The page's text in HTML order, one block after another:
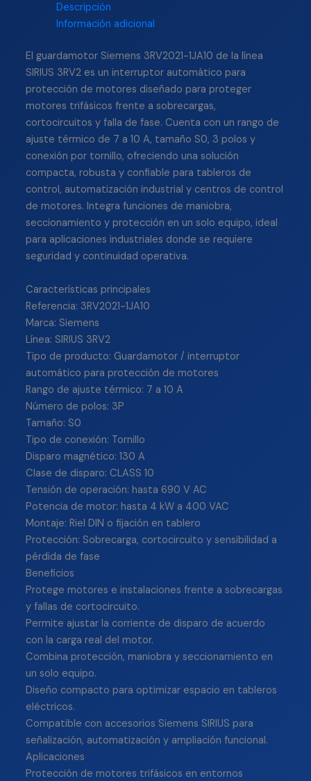
Descripción
Información adicional
El guardamotor Siemens 3RV2021-1JA10 de la línea
SIRIUS 3RV2 es un interruptor automático para
protección de motores diseñado para proteger
motores trifásicos frente a sobrecargas,
cortocircuitos y falla de fase. Cuenta con un rango de
ajuste térmico de 7 a 10 A, tamaño S0, 3 polos y
conexión por tornillo, ofreciendo una solución
compacta, robusta y confiable para tableros de
control, automatización industrial y centros de control
de motores. Integra funciones de maniobra,
seccionamiento y protección en un solo equipo, ideal
para aplicaciones industriales donde se requiere
seguridad y continuidad operativa.
Características principales
Referencia: 3RV2021-1JA10
Marca: Siemens
Línea: SIRIUS 3RV2
Tipo de producto: Guardamotor / interruptor
automático para protección de motores
Rango de ajuste térmico: 7 a 10 A
Número de polos: 3P
Tamaño: S0
Tipo de conexión: Tornillo
Disparo magnético: 130 A
Clase de disparo: CLASS 10
Tensión de operación: hasta 690 V AC
Potencia de motor: hasta 4 kW a 400 VAC
Montaje: Riel DIN o fijación en tablero
Protección: Sobrecarga, cortocircuito y sensibilidad a
pérdida de fase
Beneficios
Protege motores e instalaciones frente a sobrecargas
y fallas de cortocircuito.
Permite ajustar la corriente de disparo de acuerdo
con la carga real del motor.
Combina protección, maniobra y seccionamiento en
un solo equipo.
Diseño compacto para optimizar espacio en tableros
eléctricos.
Compatible con accesorios Siemens SIRIUS para
señalización, automatización y ampliación funcional.
Aplicaciones
Protección de motores trifásicos en entornos